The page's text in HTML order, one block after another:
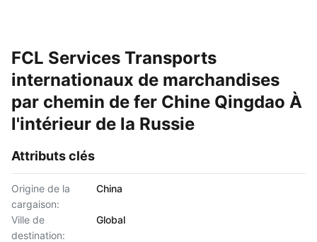
FCL Services Transports
internationaux de marchandises
par chemin de fer Chine Qingdao À
l'intérieur de la Russie
Attributs clés
Origine de la
cargaison:
China
Ville de
destination:
Global